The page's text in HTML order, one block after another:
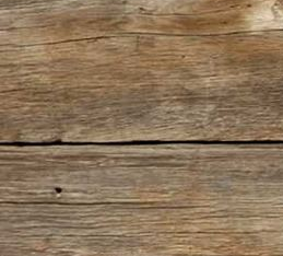
1927-521 Modéls Historique (Bild)